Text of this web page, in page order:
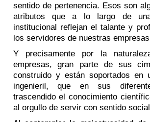
sentido de pertenencia. Esos son
atributos que a lo largo de
institucional reflejan el talante y
los servidores de nuestras
Y precisamente por la
empresas, gran parte de sus
construido y están soportados en
ingenieril, que en sus
trascendido el conocimiento
al orgullo de servir con sentido